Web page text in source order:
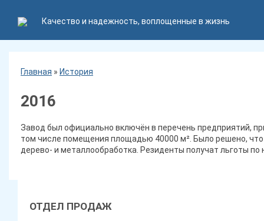
Качество и надежность, воплощенные в жизнь
ОТДЕЛ ПРОДАЖ
Главная » История
2016
Завод был официально включён в перечень предприятий,
том числе помещения площадью 40000 м². Было решено,
дерево- и металлообработка. Резиденты получат льготы